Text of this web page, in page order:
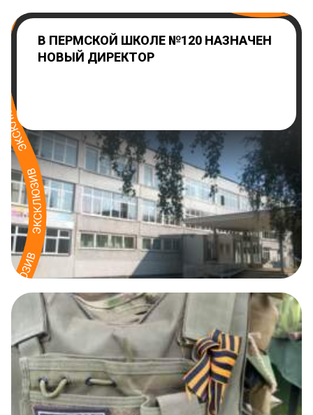
В ПЕРМСКОЙ ШКОЛЕ №120 НАЗНАЧЕН
НОВЫЙ ДИРЕКТОР